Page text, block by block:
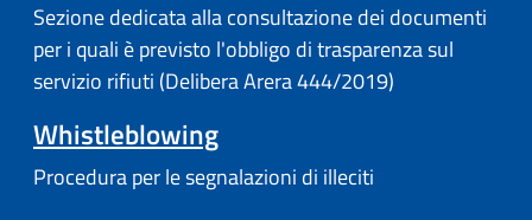
Sezione dedicata alla consultazione dei documenti
per i quali è previsto l'obbligo di trasparenza sul
servizio rifiuti (Delibera Arera 444/2019)
Whistleblowing
Procedura per le segnalazioni di illeciti